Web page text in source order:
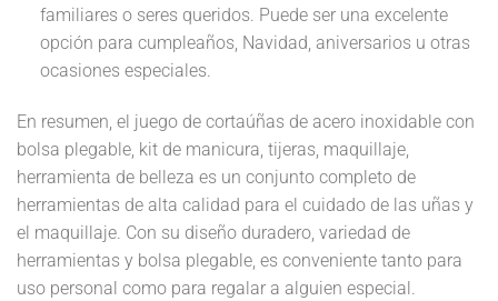
familiares o seres queridos. Puede ser una excelente
opción para cumpleaños, Navidad, aniversarios u otras
ocasiones especiales.
En resumen, el juego de cortaúñas de acero inoxidable con
bolsa plegable, kit de manicura, tijeras, maquillaje,
herramienta de belleza es un conjunto completo de
herramientas de alta calidad para el cuidado de las uñas y
el maquillaje. Con su diseño duradero, variedad de
herramientas y bolsa plegable, es conveniente tanto para
uso personal como para regalar a alguien especial.